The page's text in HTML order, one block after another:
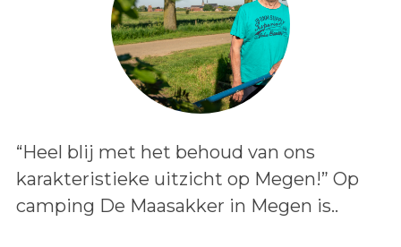
Lees het bericht:
“Heel blij met het behoud van ons
karakteristieke uitzicht op Megen!” Op
camping De Maasakker in Megen is..